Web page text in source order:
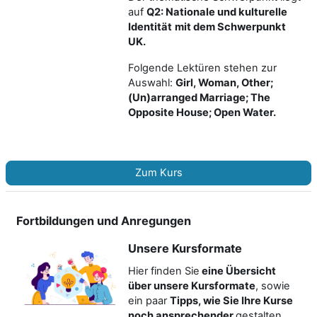
auf Q2: Nationale und kulturelle
Identität mit dem Schwerpunkt
UK.
Folgende Lektüren stehen zur
Auswahl: Girl, Woman, Other;
(Un)arranged Marriage; The
Opposite House; Open Water.
Zum Kurs
Fortbildungen und Anregungen
Unsere Kursformate
Hier finden Sie eine Übersicht
über unsere Kursformate, sowie
ein paarTipps, wie Sie Ihre Kurse